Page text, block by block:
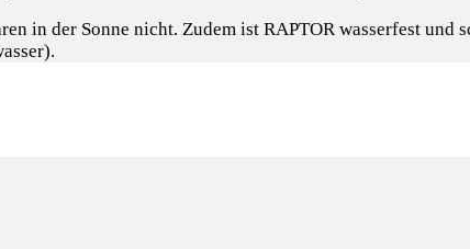
in der Sonne nicht. Zudem ist RAPTOR wasserfest